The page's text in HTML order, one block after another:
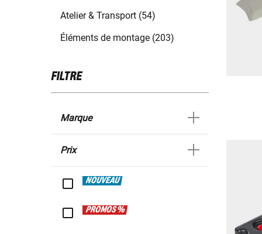
Atelier & Transport (54)
Éléments de montage (203)
FILTRE
Marque
Prix
NOUVEAU
PROMOS %